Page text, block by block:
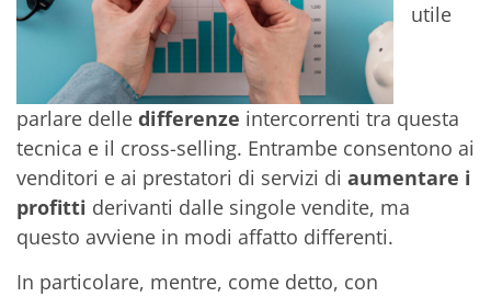
utile
parlare delle differenze intercorrenti tra questa
tecnica e il cross-selling. Entrambe consentono ai
venditori e ai prestatori di servizi di aumentare i
profitti derivanti dalle singole vendite, ma
questo avviene in modi affatto differenti.
In particolare, mentre, come detto, con